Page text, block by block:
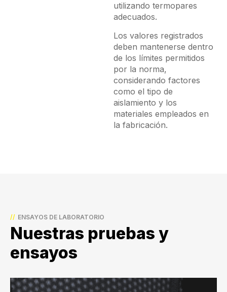
utilizando termopares
adecuados.
Los valores registrados
deben mantenerse dentro
de los límites permitidos
por la norma,
considerando factores
como el tipo de
aislamiento y los
materiales empleados en
la fabricación.
// ENSAYOS DE LABORATORIO
Nuestras pruebas y
ensayos